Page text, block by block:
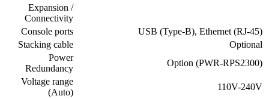
Expansion /
Connectivity
USB (Type-B), Ethernet (RJ-45)
Console ports
Optional
Stacking cable
Option (PWR-RPS2300)
Power
Redundancy
110V-240V
Voltage range
(Auto)